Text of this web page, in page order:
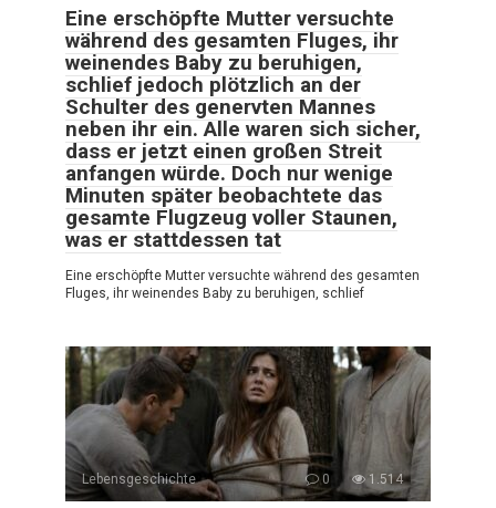
Eine erschöpfte Mutter versuchte
während des gesamten Fluges, ihr
weinendes Baby zu beruhigen,
schlief jedoch plötzlich an der
Schulter des genervten Mannes
neben ihr ein. Alle waren sich sicher,
dass er jetzt einen großen Streit
anfangen würde. Doch nur wenige
Minuten später beobachtete das
gesamte Flugzeug voller Staunen,
was er stattdessen tat
Eine erschöpfte Mutter versuchte während des gesamten
Fluges, ihr weinendes Baby zu beruhigen, schlief
Lebensgeschichte 0 1.514